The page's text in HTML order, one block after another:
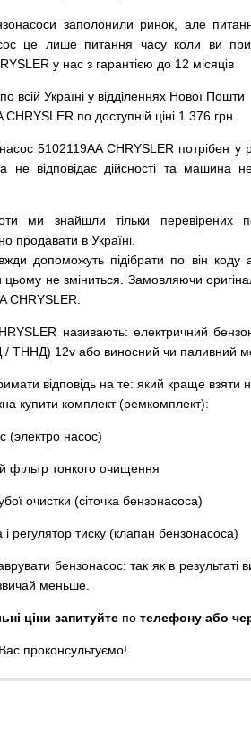
заполонили ринок але
це лише питання часу коли ви
у нас з гарантією до 12 місяців
по всій Україні у відділеннях Нової Пошти
по доступній ціні 1 376 грн.
5102119AA CHRYSLER потрібен у
не відповідає дійсності та машина
ми знайшли тільки перевірених
продавати в Україні.
допоможуть підібрати по він коду
цьому не зміниться Замовляючи
CHRYSLER.
називають: електричний
/ ТННД) 12v або виносний чи паливний
відповідь на те: який краще взяти
купити комплект (ремкомплект):
(электро насос)
фільтр тонкого очищення
очистки (сіточка бензонасоса)
і регулятор тиску (клапан бензонасоса)
бензонасос: так як в результаті
меньше.
ціни запитуйте по телефону або
Вас проконсультуємо!